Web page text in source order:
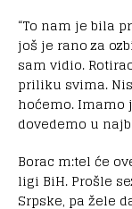
“To nam je bila
još je rano za
sam vidio.
priliku svima.
hoćemo. Imamo
dovedemo u
Borac m:tel će
ligi BiH. Prošle
Srpske, pa žele